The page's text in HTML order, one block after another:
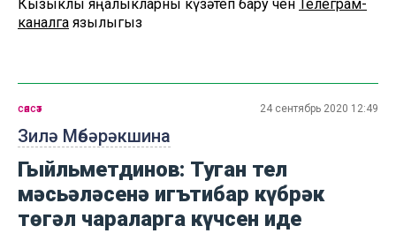
Кызыклы яңалыкларны күзәтеп бару өчен
Телеграм-
каналга язылыгыз
Зилә Мөбәрәкшина
сәясәт 24 сентябрь 2020 12:49
Гыйльметдинов: Туган тел
мәсьәләсенә игътибар күбрәк
төгәл чараларга күчсен иде